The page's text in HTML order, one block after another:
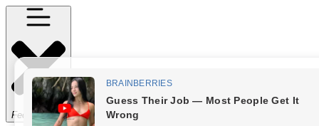
Fechar Menu